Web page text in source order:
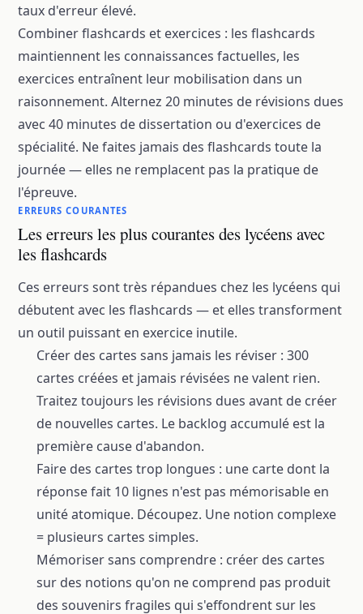
taux d'erreur élevé.
Combiner flashcards et exercices : les flashcards
maintiennent les connaissances factuelles, les
exercices entraînent leur mobilisation dans un
raisonnement. Alternez 20 minutes de révisions dues
avec 40 minutes de dissertation ou d'exercices de
spécialité. Ne faites jamais des flashcards toute la
journée — elles ne remplacent pas la pratique de
l'épreuve.
ERREURS COURANTES
Les erreurs les plus courantes des lycéens avec
les flashcards
Ces erreurs sont très répandues chez les lycéens qui
débutent avec les flashcards — et elles transforment
un outil puissant en exercice inutile.
Créer des cartes sans jamais les réviser : 300
cartes créées et jamais révisées ne valent rien.
Traitez toujours les révisions dues avant de créer
de nouvelles cartes. Le backlog accumulé est la
première cause d'abandon.
Faire des cartes trop longues : une carte dont la
réponse fait 10 lignes n'est pas mémorisable en
unité atomique. Découpez. Une notion complexe
= plusieurs cartes simples.
Mémoriser sans comprendre : créer des cartes
sur des notions qu'on ne comprend pas produit
des souvenirs fragiles qui s'effondrent sur les